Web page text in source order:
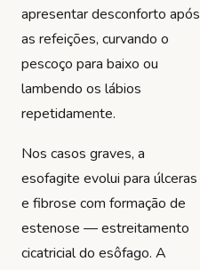
apresentar desconforto após
as refeições, curvando o
pescoço para baixo ou
lambendo os lábios
repetidamente.
Nos casos graves, a
esofagite evolui para úlceras
e fibrose com formação de
estenose — estreitamento
cicatricial do esôfago. A